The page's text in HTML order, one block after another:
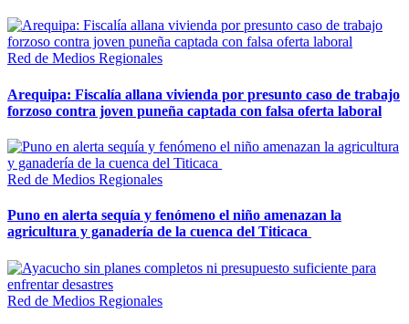
Red de Medios Regionales
Arequipa: Fiscalía allana vivienda por presunto caso de trabajo
forzoso contra joven puneña captada con falsa oferta laboral
Red de Medios Regionales
Puno en alerta sequía y fenómeno el niño amenazan la
agricultura y ganadería de la cuenca del Titicaca
Red de Medios Regionales